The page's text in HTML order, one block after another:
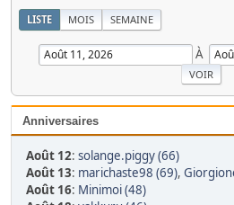
LISTE MOIS SEMAINE
À
Anniversaires
Août 12: solange.piggy (66)
Août 13: marichaste98 (69),
Août 16: Minimoi (48)